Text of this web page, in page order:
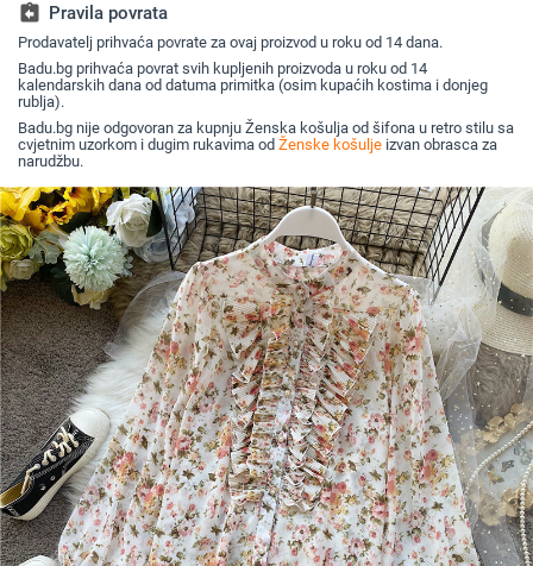
assignment_return Pravila povrata
Prodavatelj prihvaća povrate za ovaj proizvod u roku od 14 dana.
Badu.bg prihvaća povrat svih kupljenih proizvoda u roku od 14
kalendarskih dana od datuma primitka (osim kupaćih kostima i donjeg
rublja).
Badu.bg nije odgovoran za kupnju Ženska košulja od šifona u retro stilu sa
cvjetnim uzorkom i dugim rukavima od Ženske košulje izvan obrasca za
narudžbu.